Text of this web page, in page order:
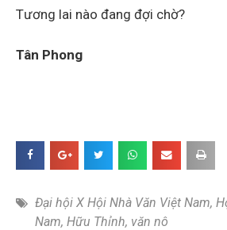
Tương lai nào đang đợi chờ?
Tân Phong
Đại hội X Hội Nhà Văn Việt Nam,
Nam, Hữu Thỉnh, văn nô